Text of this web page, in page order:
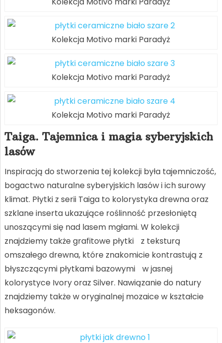
Kolekcja Motivo marki Paradyż
Kolekcja Motivo marki Paradyż
Kolekcja Motivo marki Paradyż
Taiga. Tajemnica i magia syberyjskich
lasów
Inspiracją do stworzenia tej kolekcji była tajemniczość,
bogactwo naturalne syberyjskich lasów i ich surowy
klimat. Płytki z serii Taiga to kolorystyka drewna oraz
szklane inserta ukazujące roślinność przesłoniętą
unoszącymi się nad lasem mgłami. W kolekcji
znajdziemy także grafitowe płytki z teksturą
omszałego drewna, które znakomicie kontrastują z
błyszczącymi płytkami bazowymi w jasnej
kolorystyce Ivory oraz Silver. Nawiązanie do natury
znajdziemy także w oryginalnej mozaice w kształcie
heksagonów.